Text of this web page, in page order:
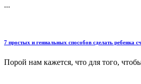
...
7 простых и гениальных способов сделать ребенка
Порой нам кажется, что для того,